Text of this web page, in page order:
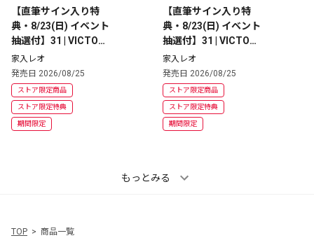
【直筆サイン入り特
典・8/23(日) イベント
抽選付】31 | VICTOR
ONLINE STORE限定
盤 | レザーチャーム +
家入レオ
発売日 2026/08/25
ストア限定商品
ストア限定特典
期間限定
【直筆サイン入り特
典・8/23(日) イベント
抽選付】31 | VICTOR
ONLINE STORE限定
盤 | レザーチャーム +
CD [通常盤]
家入レオ
発売日 2026/08/25
ストア限定商品
ストア限定特典
期間限定
もっとみる
TOP 商品一覧